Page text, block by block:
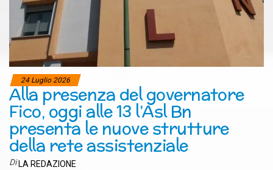
24 Luglio 2026
Alla presenza del governatore
Fico, oggi alle 13 l’Asl Bn
presenta le nuove strutture
della rete assistenziale
Di LA REDAZIONE